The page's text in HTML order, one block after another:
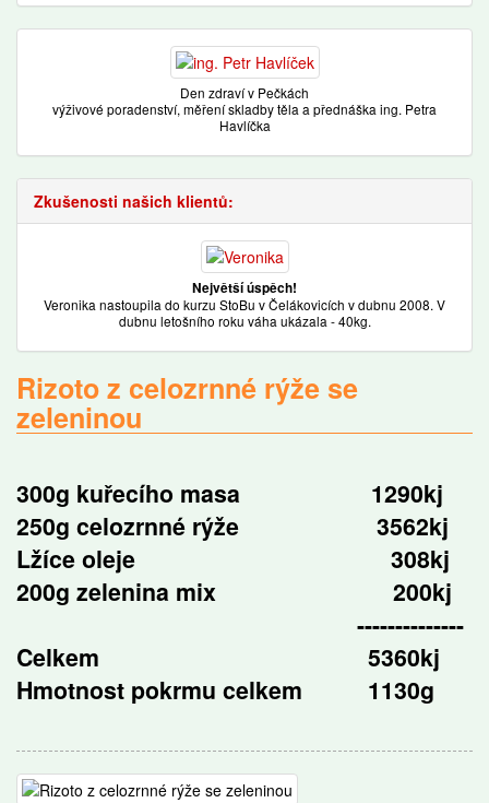
Den zdraví v Pečkách
výživové poradenství, měření skladby těla a přednáška ing. Petra
Havlíčka
Zkušenosti našich klientů:
Největší úspěch!
Veronika nastoupila do kurzu StoBu v Čelákovicích v dubnu 2008. V
dubnu letošního roku váha ukázala - 40kg.
Rizoto z celozrnné rýže se
zeleninou
300g kuřecího masa 1290kj
250g celozrnné rýže 3562kj
Lžíce oleje 308kj
200g zelenina mix 200kj
--------------
Celkem 5360kj
Hmotnost pokrmu celkem 1130g